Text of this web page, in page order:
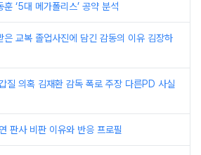
훈 ‘5대 메가폴리스’ 공약 분석
은 교복 졸업사진에 담긴 감동의 이유 김장하
질 의혹 김재환 감독 폭로 주장 다른PD 사실
판사 비판 이유와 반응 프로필